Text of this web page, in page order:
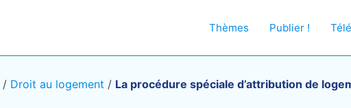
Thèmes Publier !
/ Droit au logement / La procédure spéciale d’attribution de